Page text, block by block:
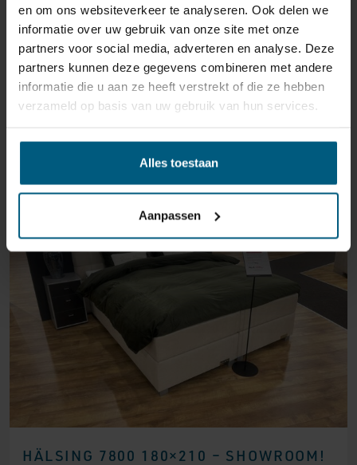
en om ons websiteverkeer te analyseren. Ook delen we
informatie over uw gebruik van onze site met onze
partners voor social media, adverteren en analyse. Deze
partners kunnen deze gegevens combineren met andere
informatie die u aan ze heeft verstrekt of die ze hebben
verzameld op basis van uw gebruik van hun services.
Alles toestaan
Aanpassen
ÄHNLICHE PRODUKTE
HÄLSING 7800 180×210 – SHOWROOM!
AUSSTELLUNGSRAUM MAASTRICHT